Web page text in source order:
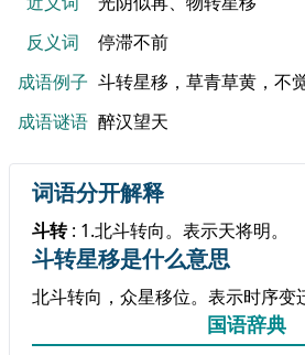
反义词
停滞不前
成语例子 斗转星移，草青草黄，不
成语谜语 醉汉望天
词语分开解释
斗转: 1.北斗转向。表示天将明。
斗转星移是什么意思
北斗转向，众星移位。表示时序变
国语辞典